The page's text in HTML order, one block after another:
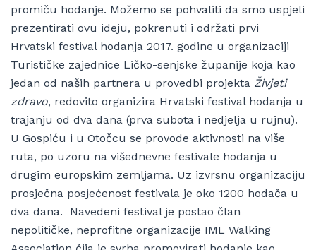
promiču hodanje. Možemo se pohvaliti da smo uspjeli
prezentirati ovu ideju, pokrenuti i održati prvi
Hrvatski festival hodanja 2017. godine u organizaciji
Turističke zajednice Ličko-senjske županije koja kao
jedan od naših partnera u provedbi projekta Živjeti
zdravo, redovito organizira Hrvatski festival hodanja u
trajanju od dva dana (prva subota i nedjelja u rujnu).
U Gospiću i u Otočcu se provode aktivnosti na više
ruta, po uzoru na višednevne festivale hodanja u
drugim europskim zemljama. Uz izvrsnu organizaciju
prosječna posjećenost festivala je oko 1200 hodača u
dva dana. Navedeni festival je postao član
nepolitičke, neprofitne organizacije IML Walking